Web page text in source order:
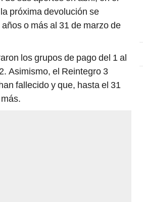
próxima devolución se
o más al 31 de marzo de
los grupos de pago del 1 al
Asimismo, el Reintegro 3
fallecido y que, hasta el 31